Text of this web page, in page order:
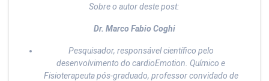
Sobre o autor deste post:
Dr. Marco Fabio Coghi
Pesquisador, responsável científico pelo
desenvolvimento do cardioEmotion. Químico e
Fisioterapeuta pós-graduado, professor convidado de